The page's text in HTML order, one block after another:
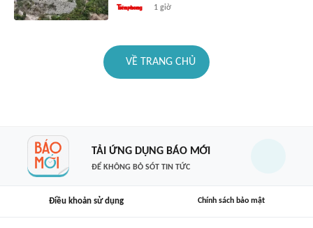
1 giờ
VỀ TRANG CHỦ
TẢI ỨNG DỤNG BÁO MỚI
ĐỂ KHÔNG BỎ SÓT TIN TỨC
Điều khoản sử dụng Chính sách bảo mật